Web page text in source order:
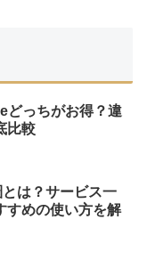
どっちがお得？違
比較
とは？サービス一
すめの使い方を解